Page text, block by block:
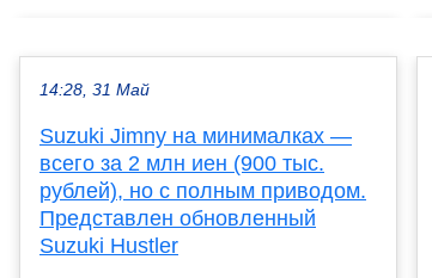
14:28, 31 Май
Suzuki Jimny на минималках —
всего за 2 млн иен (900 тыс.
рублей), но с полным приводом.
Представлен обновленный
Suzuki Hustler